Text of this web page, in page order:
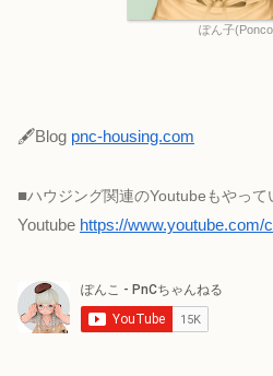
ぽん子
🖋Blog pnc-housing.com
■ハウジング関連のYoutubeもやって
Youtube https://www.youtube.com/